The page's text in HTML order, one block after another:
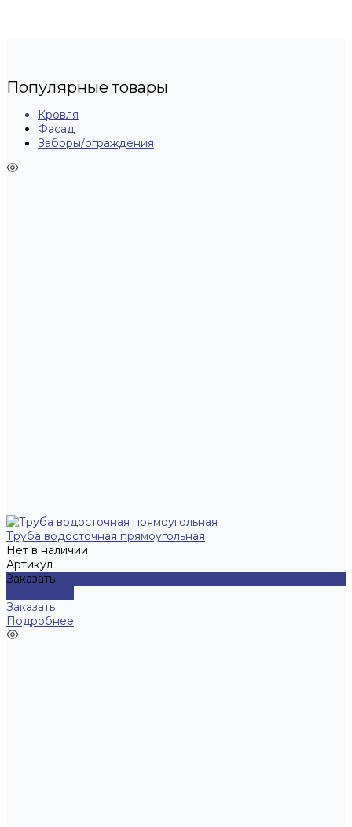
Популярные товары
Кровля
Фасад
Заборы/ограждения
Труба водосточная прямоугольная
Нет в наличии
Артикул
Заказать
Заказать
Подробнее